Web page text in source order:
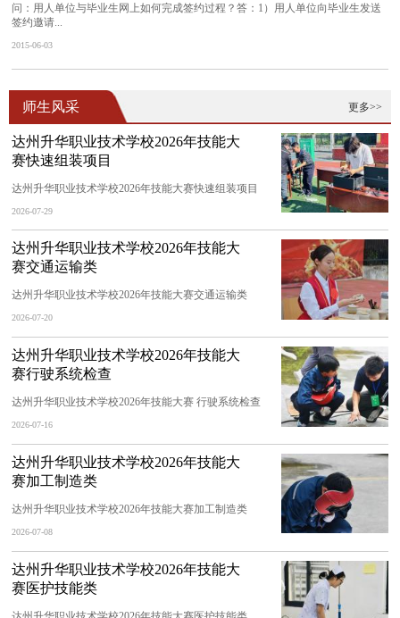
问：用人单位与毕业生网上如何完成签约过程？答：1）用人单位向毕业生发送
签约邀请...
2015-06-03
更多>>
师生风采
达州升华职业技术学校2026年技能大
赛快速组装项目
达州升华职业技术学校2026年技能大赛快速组装项目
2026-07-29
达州升华职业技术学校2026年技能大
赛交通运输类
达州升华职业技术学校2026年技能大赛交通运输类
2026-07-20
达州升华职业技术学校2026年技能大
赛行驶系统检查
达州升华职业技术学校2026年技能大赛 行驶系统检查
2026-07-16
达州升华职业技术学校2026年技能大
赛加工制造类
达州升华职业技术学校2026年技能大赛加工制造类
2026-07-08
达州升华职业技术学校2026年技能大
赛医护技能类